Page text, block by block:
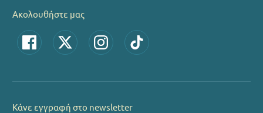
Ακολουθήστε μας
Κάνε εγγραφή στο newsletter